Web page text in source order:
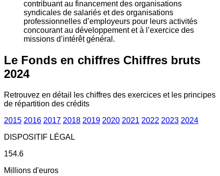
contribuant au financement des organisations
syndicales de salariés et des organisations
professionnelles d’employeurs pour leurs activités
concourant au développement et à l’exercice des
missions d’intérêt général.
Le Fonds en chiffres Chiffres bruts
2024
Retrouvez en détail les chiffres des exercices et les principes
de répartition des crédits
2015 2016 2017 2018 2019 2020 2021 2022 2023 2024
DISPOSITIF LÉGAL
154.6
Millions d'euros